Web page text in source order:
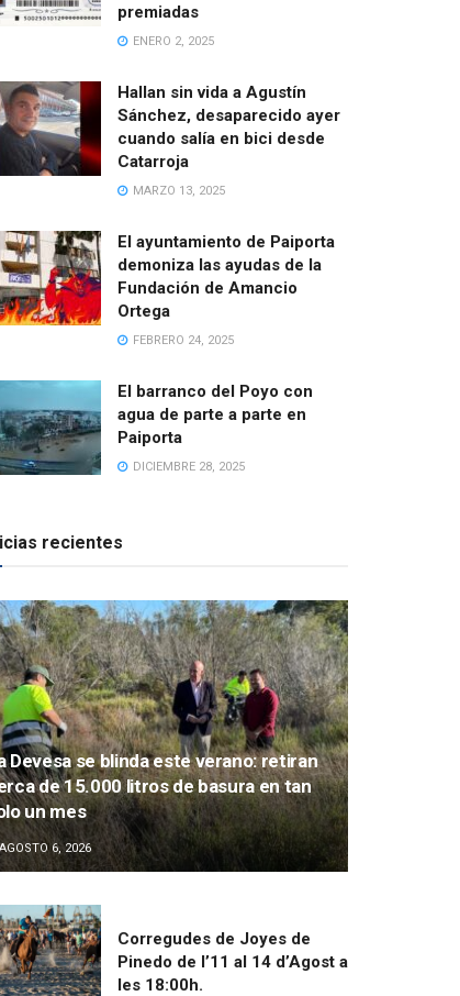
premiadas
ENERO 2, 2025
Hallan sin vida a Agustín
Sánchez, desaparecido ayer
cuando salía en bici desde
Catarroja
MARZO 13, 2025
El ayuntamiento de Paiporta
demoniza las ayudas de la
Fundación de Amancio
Ortega
FEBRERO 24, 2025
El barranco del Poyo con
agua de parte a parte en
Paiporta
DICIEMBRE 28, 2025
recientes
Devesa se blinda este verano: retiran
de 15.000 litros de basura en tan
un mes
6, 2026
Corregudes de Joyes de
Pinedo de l’11 al 14 d’Agost a
les 18:00h.